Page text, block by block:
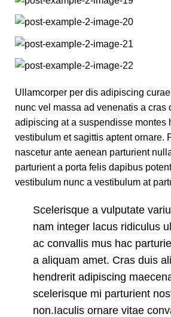
Ullamcorper per dis adipiscing
nunc vel massa ad venenatis a cras
adipiscing at a suspendisse montes
vestibulum et sagittis aptent ornare.
nascetur ante aenean parturient
parturient a porta felis dapibus
vestibulum nunc a vestibulum at
Scelerisque a vulputate
nam integer lacus ridiculus
ac convallis mus hac
a aliquam amet. Cras duis
hendrerit adipiscing
scelerisque mi parturient
non.Iaculis ornare vitae